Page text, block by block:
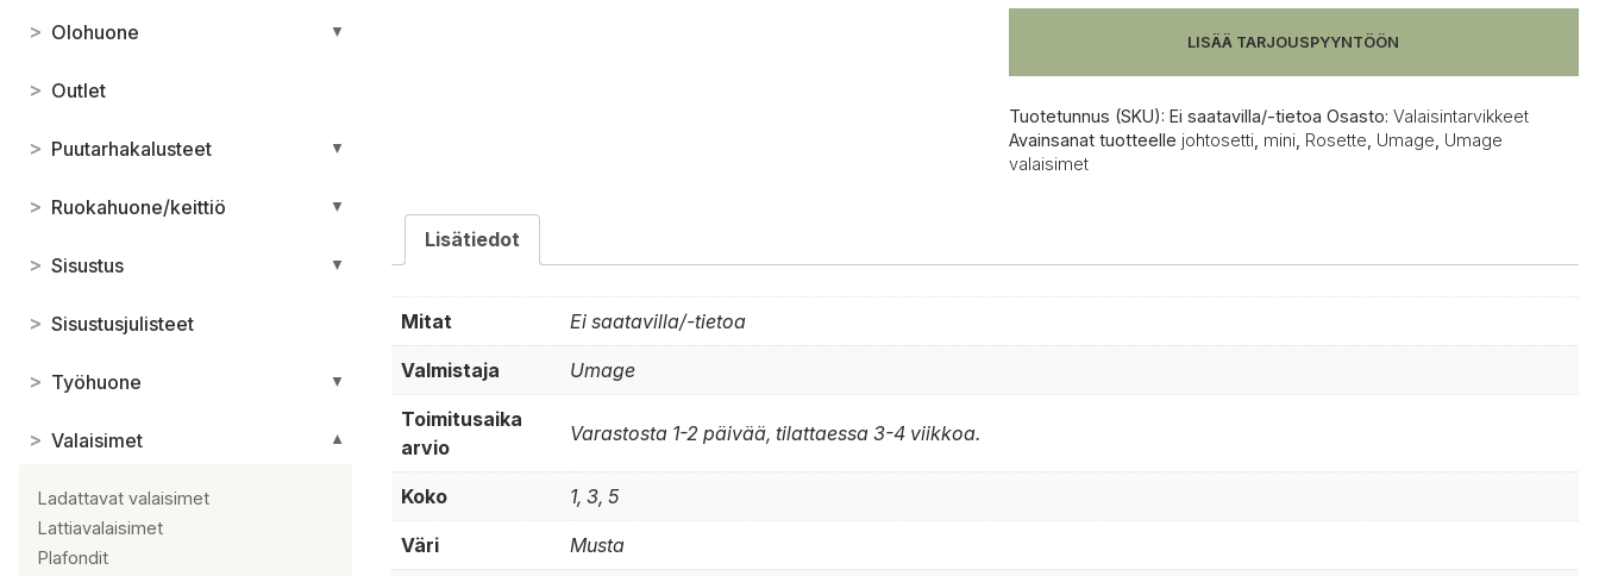
> Olohuone ▼
> Outlet
> Puutarhakalusteet ▼
> Ruokahuone/keittiö ▼
> Sisustus ▼
> Sisustusjulisteet
> Työhuone ▼
> Valaisimet ▼
Ladattavat valaisimet
Lattiavalaisimet
Plafondit
LISÄÄ TARJOUSPYYNTÖÖN
Tuotetunnus (SKU): Ei saatavilla/-tietoa Osasto: Valaisintarvikkeet
Avainsanat tuotteelle johtosetti, mini, Rosette Umage Umage
valaisimet
Lisätiedot
Mitat Ei saatavilla/-tietoa
Valmistaja Umage
Toimitusaika
arvio
Varastosta 1-2 päivää, tilattaessa 3-4 viikkoa.
Koko 1, 3, 5
Väri Musta